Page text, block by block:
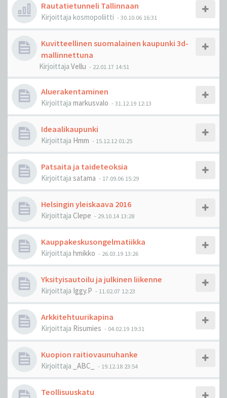
Rautatietunneli Tallinnaan
Kirjoittaja kosmopoliitti -30.10.06 16:31
Kuvitteellinen suomalainen kaupunki 3d-
mallinnettuna
Kirjoittaja Vellu - 22.01.17 14:51
Aluerakentaminen
Kirjoittaja markusvalo -31.12.19 12:13
Ideaalikaupunki
Kirjoittaja Hmm - 15.12.12 01:25
Patsaita ja taideteoksia
Kirjoittaja satama - 17.09.06 15:29
Helsingin yleiskaava 2016
Kirjoittaja Clepe - 29.10.14 13:28
Kauppakeskusongelmatiikka
Kirjoittaja hmikko - 26.03.19 13:26
Yksityisautoilu ja julkinen liikenne
Kirjoittaja Iggy.P - 11.02.07 12:23
Arkkitehtuurikapina
Kirjoittaja Risumies - 04.02.19 19:31
Kuopion raitiovaunuhanke
Kirjoittaja _ABC_ - 19.12.18 23:54
Teollisuuskatu